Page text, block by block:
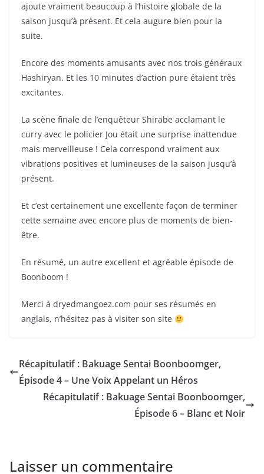
ajoute vraiment beaucoup à l’histoire globale de la
saison jusqu’à présent. Et cela augure bien pour la
suite.
Encore des moments amusants avec nos trois généraux
Hashiryan. Et les 10 minutes d’action pure étaient très
excitantes.
La scène finale de l’enquêteur Shirabe acclamant le
curry avec le policier Jou était une surprise inattendue
mais merveilleuse ! Cela correspond vraiment aux
vibrations positives et lumineuses de la saison jusqu’à
présent.
Et c’est certainement une excellente façon de terminer
cette semaine avec encore plus de moments de bien-
être.
En résumé, un autre excellent et agréable épisode de
Boonboom !
Merci à dryedmangoez.com pour ses résumés en
anglais, n’hésitez pas à visiter son site
Récapitulatif : Bakuage Sentai Boonboomger,
Épisode 4 – Une Voix Appelant un Héros
Récapitulatif : Bakuage Sentai Boonboomger,
Épisode 6 – Blanc et Noir
Laisser un commentaire